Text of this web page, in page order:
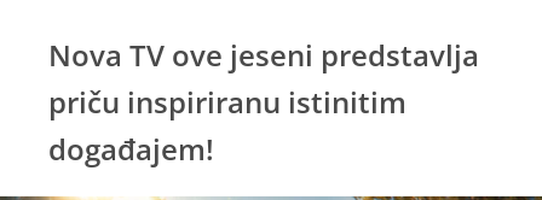
Nova TV ove jeseni predstavlja
priču inspiriranu istinitim
događajem!